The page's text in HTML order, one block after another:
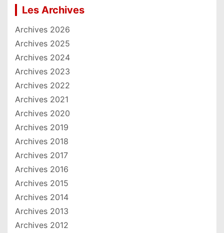
Les Archives
Archives 2026
Archives 2025
Archives 2024
Archives 2023
Archives 2022
Archives 2021
Archives 2020
Archives 2019
Archives 2018
Archives 2017
Archives 2016
Archives 2015
Archives 2014
Archives 2013
Archives 2012